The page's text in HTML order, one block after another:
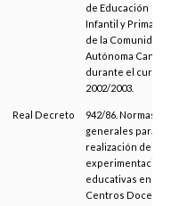
de Educación
Infantil y Primaria
de la Comunidad
Autónoma Canaria
durante el curso
2002/2003.
Real Decreto
942/86. Normas
generales para la
realización de
experimentaciones
educativas en
Centros Docentes